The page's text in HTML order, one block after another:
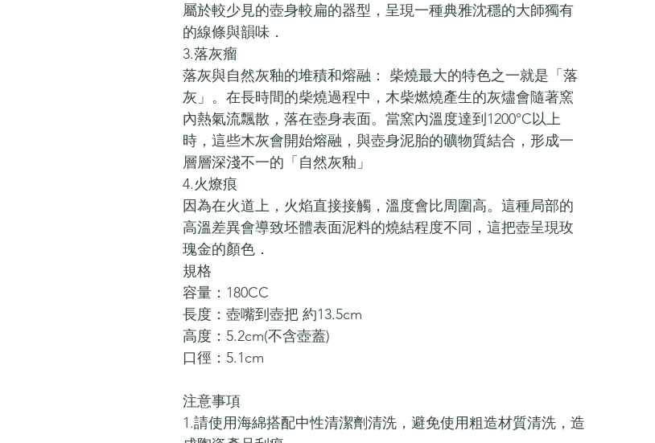
屬於較少見的壺身較扁的器型，呈現一種典雅沈穩的大師獨有
的線條與韻味．
3.落灰瘤
落灰與自然灰釉的堆積和熔融： 柴燒最大的特色之一就是「落
灰」。在長時間的柴燒過程中，木柴燃燒產生的灰燼會隨著窯
內熱氣流飄散，落在壺身表面。當窯內溫度達到1200°C以上
時，這些木灰會開始熔融，與壺身泥胎的礦物質結合，形成一
層層深淺不一的「自然灰釉」
4.火燎痕
因為在火道上，火焰直接接觸，溫度會比周圍高。這種局部的
高溫差異會導致坯體表面泥料的燒結程度不同，這把壺呈現玫
瑰金的顏色．
規格
容量：180CC
長度：壺嘴到壺把 約13.5cm
高度：5.2cm(不含壺蓋)
口徑：5.1cm
注意事項
1.請使用海綿搭配中性清潔劑清洗，避免使用粗造材質清洗，造